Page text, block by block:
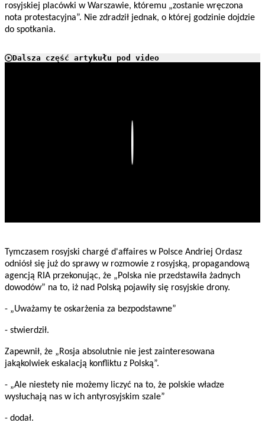
rosyjskiej placówki w Warszawie, któremu „zostanie wręczona
nota protestacyjna”. Nie zdradził jednak, o której godzinie dojdzie
do spotkania.
Dalsza część artykułu pod video
Tymczasem rosyjski chargé d'affaires w Polsce Andriej Ordasz
odniósł się już do sprawy w rozmowie z rosyjską, propagandową
agencją RIA przekonując, że „Polska nie przedstawiła żadnych
dowodów” na to, iż nad Polską pojawiły się rosyjskie drony.
- „Uważamy te oskarżenia za bezpodstawne”
- stwierdził.
Zapewnił, że „Rosja absolutnie nie jest zainteresowana
jakąkolwiek eskalacją konfliktu z Polską”.
- „Ale niestety nie możemy liczyć na to, że polskie władze
wysłuchają nas w ich antyrosyjskim szale”
- dodał.